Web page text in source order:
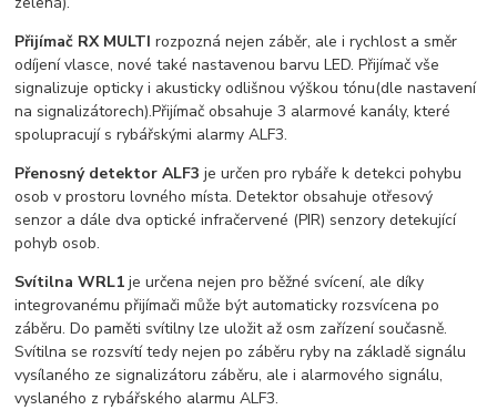
Přijímač RX MULTI rozpozná nejen záběr, ale i rychlost a směr
odíjení vlasce, nové také nastavenou barvu LED. Přijímač vše
signalizuje opticky i akusticky odlišnou výškou tónu(dle nastavení
na signalizátorech).Přijímač obsahuje 3 alarmové kanály, které
spolupracují s rybářskými alarmy ALF3.
Přenosný detektor ALF3 je určen pro rybáře k detekci pohybu
osob v prostoru lovného místa. Detektor obsahuje otřesový
senzor a dále dva optické infračervené (PIR) senzory detekující
pohyb osob.
Svítilna WRL1 je určena nejen pro běžné svícení, ale díky
integrovanému přijímači může být automaticky rozsvícena po
záběru. Do paměti svítilny lze uložit až osm zařízení současně.
Svítilna se rozsvítí tedy nejen po záběru ryby na základě signálu
vysílaného ze signalizátoru záběru, ale i alarmového signálu,
vyslaného z rybářského alarmu ALF3.